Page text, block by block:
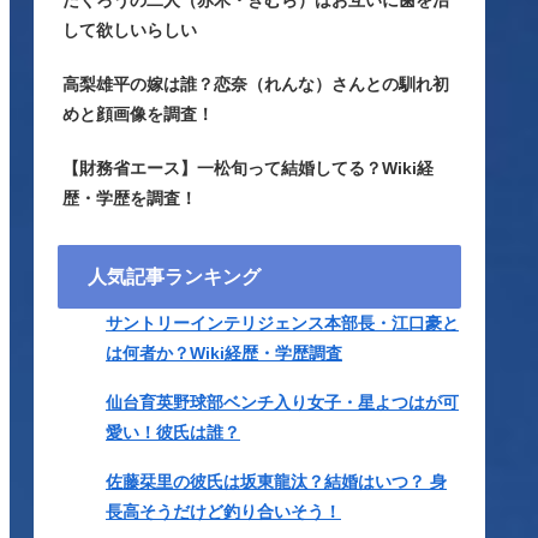
して欲しいらしい
高梨雄平の嫁は誰？恋奈（れんな）さんとの馴れ初
めと顔画像を調査！
【財務省エース】一松旬って結婚してる？Wiki経
歴・学歴を調査！
人気記事ランキング
サントリーインテリジェンス本部長・江口豪と
は何者か？Wiki経歴・学歴調査
仙台育英野球部ベンチ入り女子・星よつはが可
愛い！彼氏は誰？
佐藤栞里の彼氏は坂東龍汰？結婚はいつ？ 身
長高そうだけど釣り合いそう！